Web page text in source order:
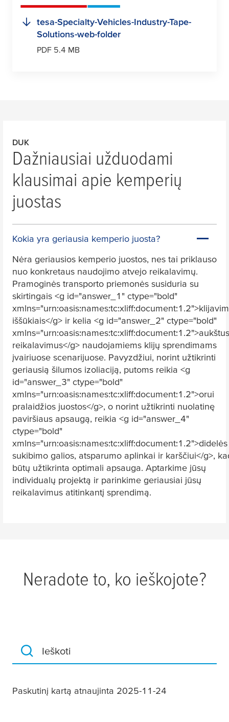
tesa-Specialty-Vehicles-Industry-Tape-
Solutions-web-folder
PDF 5.4 MB
DUK
Dažniausiai užduodami
klausimai apie kemperių
juostas
Kokia yra geriausia kemperio juosta?
Nėra geriausios kemperio juostos, nes tai priklauso
nuo konkretaus naudojimo atvejo reikalavimų.
Pramoginės transporto priemonės susiduria su
skirtingais <g id="answer_1" ctype="bold"
iššūkiais</g> ir kelia <g id="answer_2" ctype="bold"
xmlns="urn:oasis:names:tc:xliff:document:1.2">aukštus
reikalavimus</g> naudojamiems klijų sprendimams
įvairiuose scenarijuose. Pavyzdžiui, norint užtikrinti
geriausią šilumos izoliaciją, putoms reikia <g
id="answer_3" ctype="bold"
xmlns="urn:oasis:names:tc:xliff:document:1.2">orui
pralaidžios juostos</g>, o norint užtikrinti nuolatinę
paviršiaus apsaugą, reikia <g id="answer_4"
ctype="bold"
xmlns="urn:oasis:names:tc:xliff:document:1.2">didelės
sukibimo galios, atsparumo aplinkai ir karščiui</g>,
būtų užtikrinta optimali apsauga. Aptarkime jūsų
individualų projektą ir parinkime geriausiai jūsų
reikalavimus atitinkantį sprendimą.
Neradote to, ko ieškojote?
Ieškoti
Paskutinį kartą atnaujinta 2025-11-24